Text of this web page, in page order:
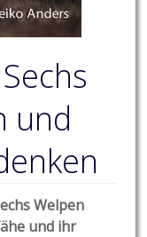
und
Welpen
und ihr